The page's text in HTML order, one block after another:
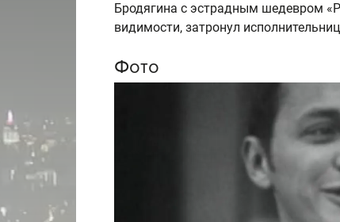
Бродягина с эстрадным шедевром
видимости, затронул
Фото